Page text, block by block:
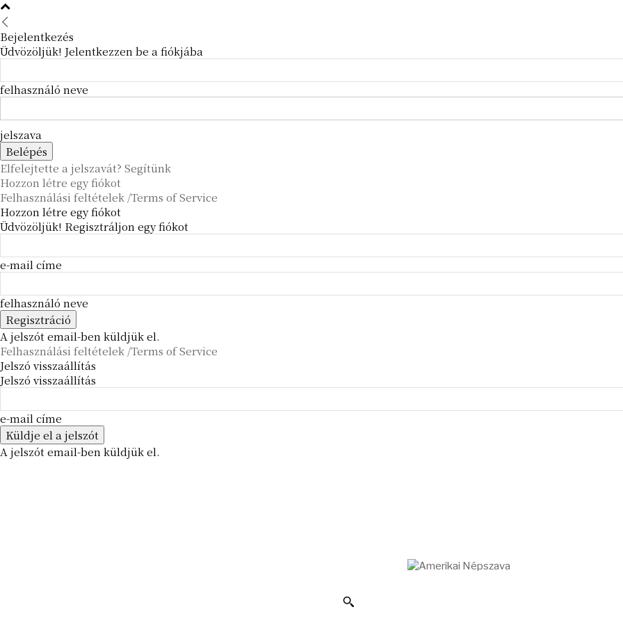
Bejelentkezés
Üdvözöljük! Jelentkezzen be a fiókjába
felhasználó neve
jelszava
Elfelejtette a jelszavát? Segítünk
Hozzon létre egy fiókot
Felhasználási feltételek /Terms of Service
Hozzon létre egy fiókot
Üdvözöljük! Regisztráljon egy fiókot
e-mail címe
felhasználó neve
A jelszót email-ben küldjük el.
Felhasználási feltételek /Terms of Service
Jelszó visszaállítás
Jelszó visszaállítás
e-mail címe
A jelszót email-ben küldjük el.